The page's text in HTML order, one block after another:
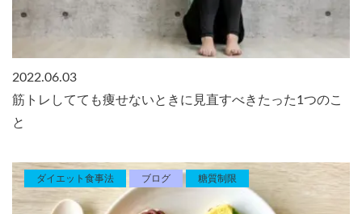
2022.06.03
筋トレしてても痩せないときに見直すべきたった1つのこ
と
ダイエット食事法 ブログ 糖質制限